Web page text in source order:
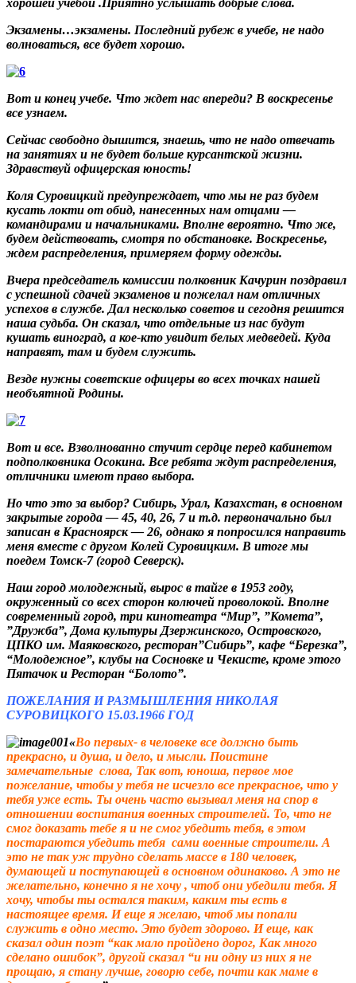
Экзамены…экзамены. Последний рубеж в учебе, не надо
волноваться, все будет хорошо.
Вот и конец учебе. Что ждет нас впереди? В воскресенье
все узнаем.
Сейчас свободно дышится, знаешь, что не надо отвечать
на занятиях и не будет больше курсантской жизни.
Здравствуй офицерская юность!
Коля Суровицкий предупреждает, что мы не раз будем
кусать локти от обид, нанесенных нам отцами —
командирами и начальниками. Вполне вероятно. Что же,
будем действовать, смотря по обстановке. Воскресенье,
ждем распределения, примеряем форму одежды.
Вчера председатель комиссии полковник Качурин поздравил
с успешной сдачей экзаменов и пожелал нам отличных
успехов в службе. Дал несколько советов и сегодня решится
наша судьба. Он сказал, что отдельные из нас будут
кушать виноград, а кое-кто увидит белых медведей. Куда
направят, там и будем служить.
Везде нужны советские офицеры во всех точках нашей
необъятной Родины.
Вот и все. Взволнованно стучит сердце перед кабинетом
подполковника Осокина. Все ребята ждут распределения,
отличники имеют право выбора.
Но что это за выбор? Сибирь, Урал, Казахстан, в основном
закрытые города — 45, 40, 26, 7 и т.д. первоначально был
записан в Красноярск — 26, однако я попросился направить
меня вместе с другом Колей Суровицким. В итоге мы
поедем Томск-7 (город Северск).
Наш город молодежный, вырос в тайге в 1953 году,
окруженный со всех сторон колючей проволокой. Вполне
современный город, три кинотеатра “Мир”, ”Комета”,
”Дружба”, Дома культуры Дзержинского, Островского,
ЦПКО им. Маяковского, ресторан”Сибирь”, кафе “Березка”,
“Молодежное”, клубы на Сосновке и Чекисте, кроме этого
Пятачок и Ресторан “Болото”.
ПОЖЕЛАНИЯ И РАЗМЫШЛЕНИЯ НИКОЛАЯ
СУРОВИЦКОГО 15.03.1966 ГОД
«Во первых- в человеке все должно быть
прекрасно, и душа, и дело, и мысли. Поистине
замечательные слова, Так вот, юноша, первое мое
пожелание, чтобы у тебя не исчезло все прекрасное, что у
тебя уже есть. Ты очень часто вызывал меня на спор в
отношении воспитания военных строителей. То, что не
смог доказать тебе я и не смог убедить тебя, в этом
постараются убедить тебя сами военные строители. А
это не так уж трудно сделать массе в 180 человек,
думающей и поступающей в основном одинаково. А это не
желательно, конечно я не хочу , чтоб они убедили тебя. Я
хочу, чтобы ты остался таким, каким ты есть в
настоящее время. И еще я желаю, чтоб мы попали
служить в одно место. Это будет здорово. И еще, как
сказал один поэт “как мало пройдено дорог, Как много
сделано ошибок”, другой сказал “и ни одну из них я не
прощаю, я стану лучше, говорю себе, почти как маме в